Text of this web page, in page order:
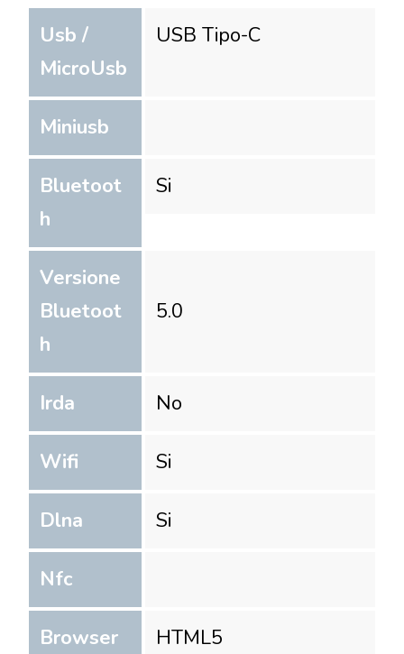
Usb /
MicroUsb
USB Tipo-C
Miniusb
Bluetoot
h
Si
Versione
Bluetoot
h
5.0
Irda No
Wifi Si
Dlna Si
Nfc
Browser HTML5